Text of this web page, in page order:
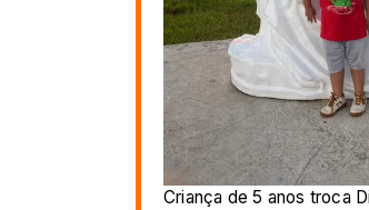
Criança de 5 anos troca